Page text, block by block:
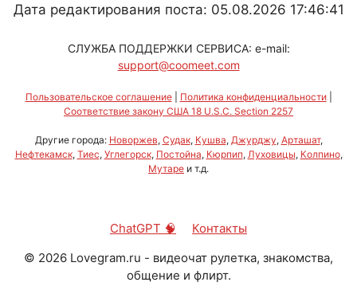
Дата редактирования поста: 05.08.2026 17:46:41
СЛУЖБА ПОДДЕРЖКИ СЕРВИСА: e-mail:
support@coomeet.com
Пользовательское соглашение| Политика конфиденциальности|
Соответствие закону США 18 U.S.C. Section 2257
Другие города: Новоржев, Судак, Кушва, Джурджу, Арташат,
Нефтекамск, Тиес, Углегорск, Постойна, Кюрпип, Луховицы, Колпино,
Мутаре и т.д.
ChatGPT 🧠
Контакты
© 2026 Lovegram.ru - видеочат рулетка, знакомства,
общение и флирт.